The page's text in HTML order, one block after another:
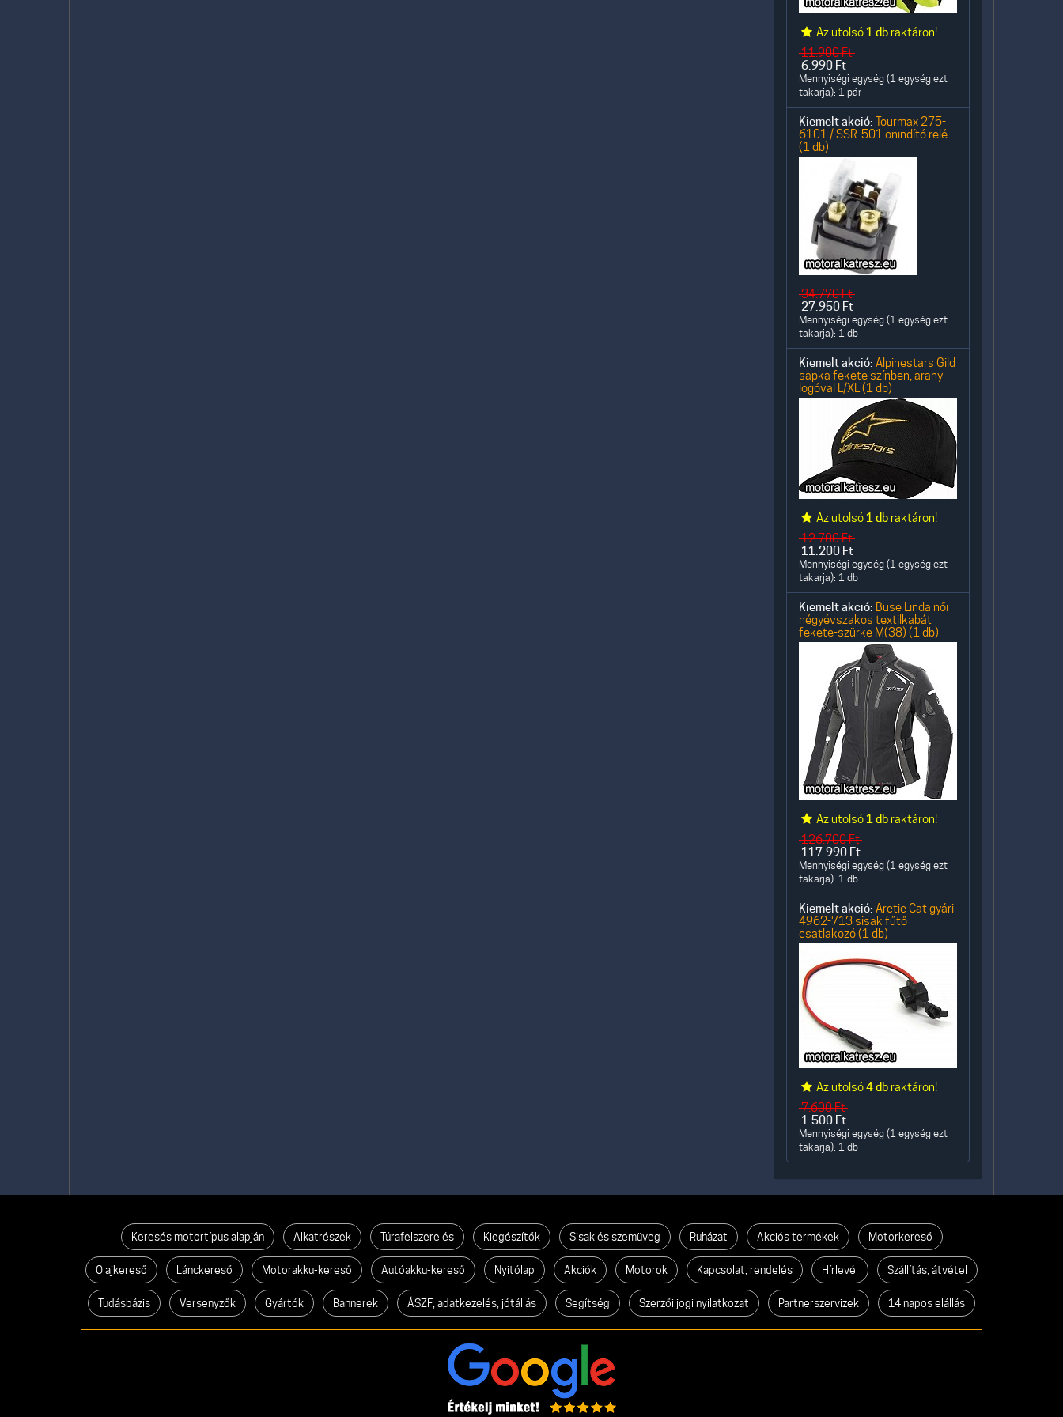
Az utolsó 1 db raktáron!
11.900Ft
6.990 Ft
Mennyiségi egység (1 egység ezt
takarja): 1 pár
Kiemelt akció: Tourmax 275-
6101 / SSR-501 önindító relé
(1 db)
34.770Ft
27.950 Ft
Mennyiségi egység (1 egység ezt
takarja): 1 db
Kiemelt akció: Alpinestars Gild
sapka fekete színben, arany
logóval L/XL (1 db)
Az utolsó 1 db raktáron!
12.700Ft
11.200 Ft
Mennyiségi egység (1 egység ezt
takarja): 1 db
Kiemelt akció: Büse Linda női
négyévszakos textilkabát
fekete-szürke M(38) (1 db)
Az utolsó 1 db raktáron!
126.700Ft
117.990 Ft
Mennyiségi egység (1 egység ezt
takarja): 1 db
Kiemelt akció: Arctic Cat gyári
4962-713 sisak fűtő
csatlakozó (1 db)
Az utolsó4 db raktáron!
7.600Ft
1.500 Ft
Mennyiségi egység (1 egység ezt
takarja): 1 db
Keresés motortípus alapján Alkatrészek Túrafelszerelés Kiegészítők Sisak és szemüveg Ruházat Akciós termékek Motorkereső
Olajkereső Lánckereső Motorakku-kereső Autóakku-kereső Nyitólap Akciók Motorok Kapcsolat, rendelés Hírlevél Szállítás, átvétel
Tudásbázis Versenyzők Gyártók Bannerek ÁSZF, adatkezelés, jótállás Segítség Szerzői jogi nyilatkozat Partnerszervizek 14 napos elállás